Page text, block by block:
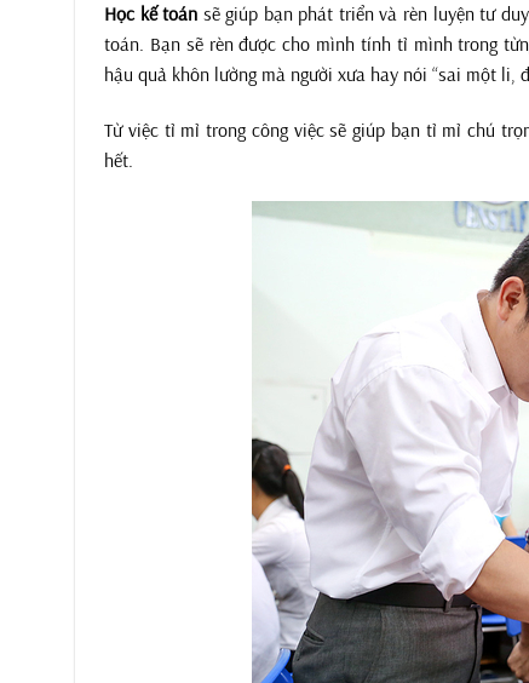
Học kế toán sẽ giúp bạn phát triển và rèn luyện tư
toán. Bạn sẽ rèn được cho mình tính tỉ mình trong
hậu quả khôn lường mà người xưa hay nói “sai một li,
Từ việc tỉ mỉ trong công việc sẽ giúp bạn tỉ mỉ chú
hết.